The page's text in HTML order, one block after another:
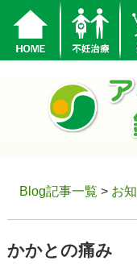
Blog記事一覧 > お
かかとの痛み